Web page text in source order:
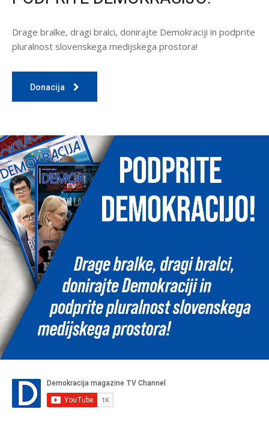
Drage bralke, dragi bralci, donirajte Demokraciji in podprite
pluralnost slovenskega medijskega prostora!
Donacija